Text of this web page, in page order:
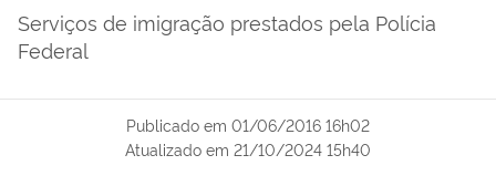
Serviços de imigração prestados pela Polícia
Federal
Publicado em 01/06/2016 16h02
Atualizado em 21/10/2024 15h40